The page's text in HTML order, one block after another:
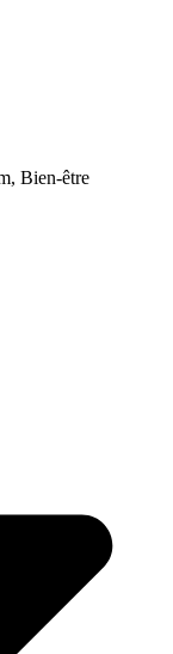
Bien-être